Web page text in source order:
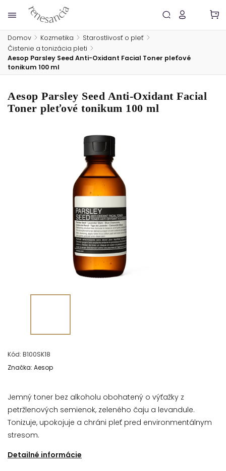
Domov / Kozmetika / Starostlivosť o pleť /
Čistenie a tonizácia pleti /
Aesop Parsley Seed Anti-Oxidant Facial Toner pleťové
tonikum 100 ml
Aesop Parsley Seed Anti-Oxidant Facial
Toner pleťové tonikum 100 ml
Kód: B100SK18
Jemný toner bez alkoholu obohatený o výťažky z
petržlenových semienok, zeleného čaju a levandule.
Tonizuje, upokojuje a chráni pleť pred environmentálnym
stresom.
Detailné informácie
Značka: Aesop